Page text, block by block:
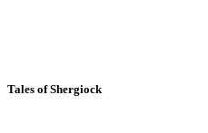
Tales of Shergiock